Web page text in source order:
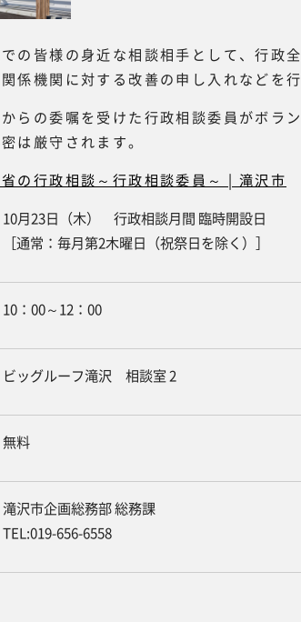
の皆様の身近な相談相手として、行政
係機関に対する改善の申し入れなどを行
らの委嘱を受けた行政相談委員がボラ
は厳守されます。
の行政相談～行政相談委員～ | 滝沢市
10月23日（木） 行政相談月間 臨時開設日
［通常：毎月第2木曜日（祝祭日を除く）］
10：00～12：00
ビッグルーフ滝沢 相談室 2
無料
滝沢市企画総務部 総務課
TEL:019-656-6558